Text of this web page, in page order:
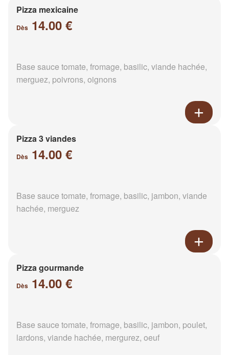
Pizza mexicaine
Dès 14.00 €
Base sauce tomate, fromage, basilic, viande hachée,
merguez, poivrons, oignons
Pizza 3 viandes
Dès 14.00 €
Base sauce tomate, fromage, basilic, jambon, viande
hachée, merguez
Pizza gourmande
Dès 14.00 €
Base sauce tomate, fromage, basilic, jambon, poulet,
lardons, viande hachée, mergurez, oeuf